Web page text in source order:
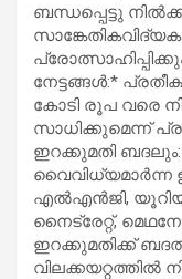
ബന്ധപ്പെട്ടു
നേട്ടങ്ങൾ:*
കോടി രൂപ വരെ
സാധിക്കുമെന്ന്
ഇറക്കുമതി
വൈവിധ്യമാർന്ന
എൽഎൻജി,
നൈട്രേറ്റ്,
ഇറക്കുമതിക്ക്
വിലക്കയറ്റത്തിൽ